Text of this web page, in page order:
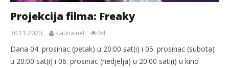
Projekcija filma: Freaky
30.11.2020. slatina.net 64
Dana 04. prosinac (petak) u 20:00 sat(i) i 05. prosinac (subota)
u 20:00 sat(i) i 06. prosinac (nedjelja) u 20:00 sati(i) u kino